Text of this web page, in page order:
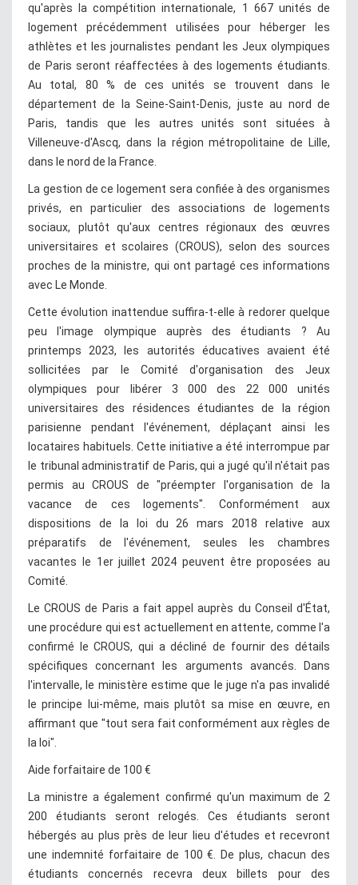
qu'après la compétition internationale, 1 667 unités de
logement précédemment utilisées pour héberger les
athlètes et les journalistes pendant les Jeux olympiques
de Paris seront réaffectées à des logements étudiants.
Au total, 80 % de ces unités se trouvent dans le
département de la Seine-Saint-Denis, juste au nord de
Paris, tandis que les autres unités sont situées à
Villeneuve-d'Ascq, dans la région métropolitaine de Lille,
dans le nord de la France.
La gestion de ce logement sera confiée à des organismes
privés, en particulier des associations de logements
sociaux, plutôt qu'aux centres régionaux des œuvres
universitaires et scolaires (CROUS), selon des sources
proches de la ministre, qui ont partagé ces informations
avec Le Monde.
Cette évolution inattendue suffira-t-elle à redorer quelque
peu l'image olympique auprès des étudiants ? Au
printemps 2023, les autorités éducatives avaient été
sollicitées par le Comité d'organisation des Jeux
olympiques pour libérer 3 000 des 22 000 unités
universitaires des résidences étudiantes de la région
parisienne pendant l'événement, déplaçant ainsi les
locataires habituels. Cette initiative a été interrompue par
le tribunal administratif de Paris, qui a jugé qu'il n'était pas
permis au CROUS de "préempter l'organisation de la
vacance de ces logements". Conformément aux
dispositions de la loi du 26 mars 2018 relative aux
préparatifs de l'événement, seules les chambres
vacantes le 1er juillet 2024 peuvent être proposées au
Comité.
Le CROUS de Paris a fait appel auprès du Conseil d'État,
une procédure qui est actuellement en attente, comme l'a
confirmé le CROUS, qui a décliné de fournir des détails
spécifiques concernant les arguments avancés. Dans
l'intervalle, le ministère estime que le juge n'a pas invalidé
le principe lui-même, mais plutôt sa mise en œuvre, en
affirmant que "tout sera fait conformément aux règles de
la loi".
Aide forfaitaire de 100 €
La ministre a également confirmé qu'un maximum de 2
200 étudiants seront relogés. Ces étudiants seront
hébergés au plus près de leur lieu d'études et recevront
une indemnité forfaitaire de 100 €. De plus, chacun des
étudiants concernés recevra deux billets pour des